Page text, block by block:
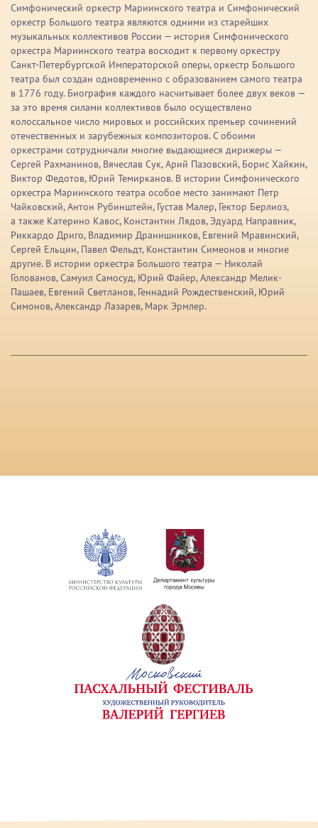
Симфонический оркестр Мариинского театра и Симфонический
оркестр Большого театра являются одними из старейших
музыкальных коллективов России — история Симфонического
оркестра Мариинского театра восходит к первому оркестру
Санкт-Петербургской Императорской оперы, оркестр Большого
театра был создан одновременно с образованием самого театра
в 1776 году. Биография каждого насчитывает более двух веков —
за это время силами коллективов было осуществлено
колоссальное число мировых и российских премьер сочинений
отечественных и зарубежных композиторов. С обоими
оркестрами сотрудничали многие выдающиеся дирижеры —
Сергей Рахманинов, Вячеслав Сук, Арий Пазовский, Борис Хайкин,
Виктор Федотов, Юрий Темирканов. В истории Симфонического
оркестра Мариинского театра особое место занимают Петр
Чайковский, Антон Рубинштейн, Густав Малер, Гектор Берлиоз,
а также Катерино Кавос, Константин Лядов, Эдуард Направник,
Риккардо Дриго, Владимир Дранишников, Евгений Мравинский,
Сергей Ельцин, Павел Фельдт, Константин Симеонов и многие
другие. В истории оркестра Большого театра — Николай
Голованов, Самуил Самосуд, Юрий Файер, Александр Мелик-
Пашаев, Евгений Светланов, Геннадий Рождественский, Юрий
Симонов, Александр Лазарев, Марк Эрмлер.